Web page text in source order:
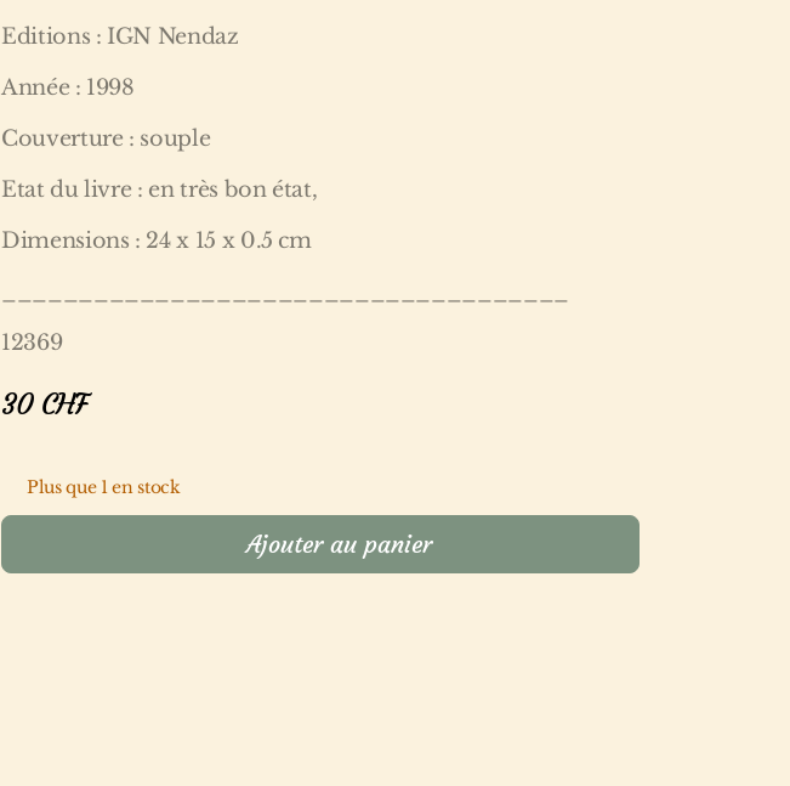
Editions : IGN Nendaz
Année : 1998
Couverture : souple
Etat du livre : en très bon état,
Dimensions : 24 x 15 x 0.5 cm
12369
30CHF
Plus que 1 en stock
Ajouter au panier